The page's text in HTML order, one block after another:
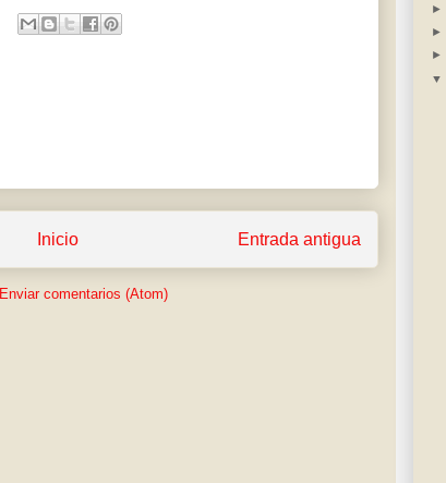
Entrada antigua
Inicio
Enviar comentarios (Atom)
►
►
►
▼